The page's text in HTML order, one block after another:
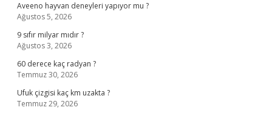
Aveeno hayvan deneyleri yapıyor mu ?
Ağustos 5, 2026
9 sıfır milyar mıdır ?
Ağustos 3, 2026
60 derece kaç radyan ?
Temmuz 30, 2026
Ufuk çizgisi kaç km uzakta ?
Temmuz 29, 2026